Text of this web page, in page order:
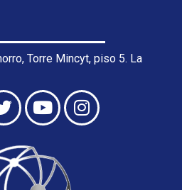
Torre Mincyt, piso 5. La